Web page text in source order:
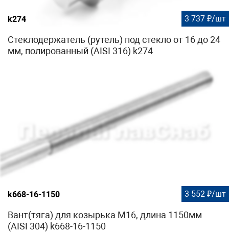
k274 3 737 ₽/шт
Стеклодержатель (рутель) под стекло от 16 до 24
мм, полированный (AISI 316) k274
k668-16-1150 3 552 ₽/шт
Вант(тяга) для козырька М16, длина 1150мм
(AISI 304) k668-16-1150